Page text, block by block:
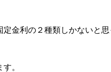
金利の２種類しかないと
。